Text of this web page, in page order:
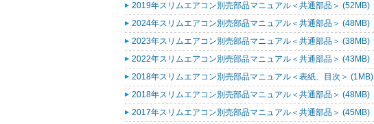
2019年スリムエアコン別売部品マニュアル＜共通部品＞ (52MB)
2024年スリムエアコン別売部品マニュアル＜共通部品＞ (48MB)
2023年スリムエアコン別売部品マニュアル＜共通部品＞ (38MB)
2022年スリムエアコン別売部品マニュアル＜共通部品＞ (43MB)
2018年スリムエアコン別売部品マニュアル＜表紙、目次＞ (1MB)
2018年スリムエアコン別売部品マニュアル＜共通部品＞ (48MB)
2017年スリムエアコン別売部品マニュアル＜共通部品＞ (45MB)